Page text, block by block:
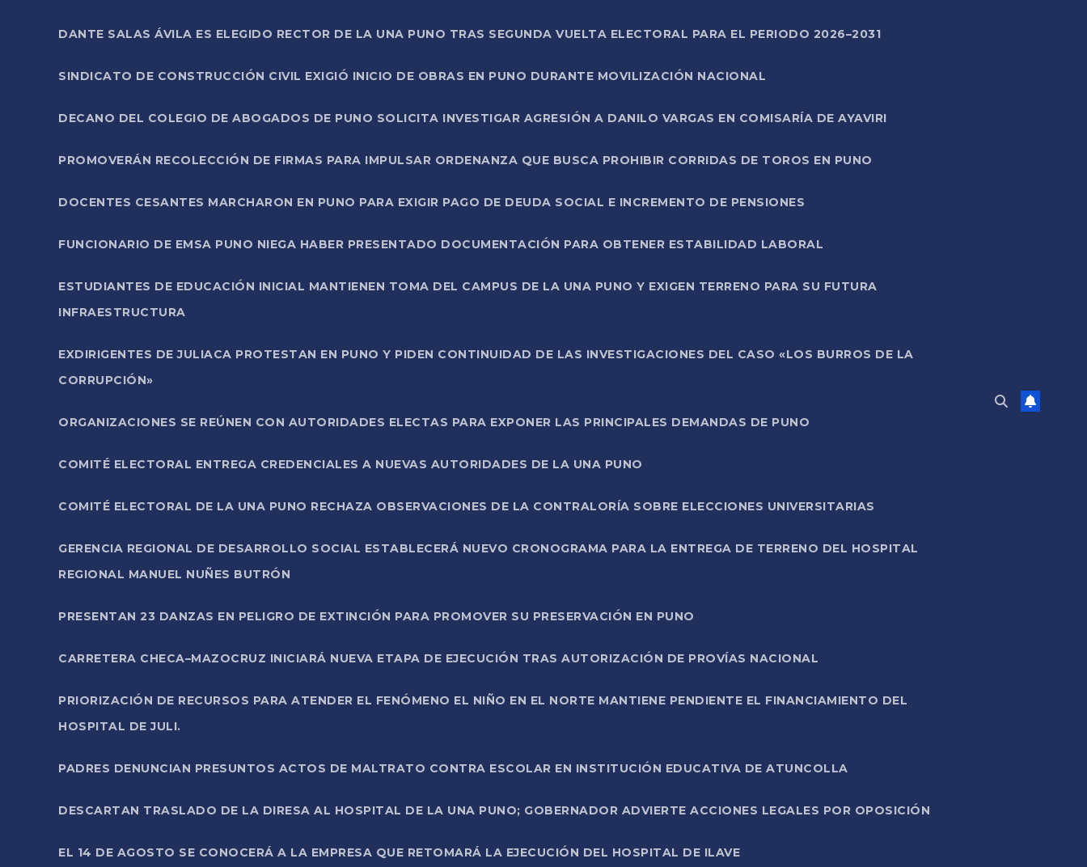
DANTE SALAS ÁVILA ES ELEGIDO RECTOR DE LA UNA PUNO TRAS SEGUNDA VUELTA ELECTORAL PARA EL PERIODO 2026–2031
SINDICATO DE CONSTRUCCIÓN CIVIL EXIGIÓ INICIO DE OBRAS EN PUNO DURANTE MOVILIZACIÓN NACIONAL
DECANO DEL COLEGIO DE ABOGADOS DE PUNO SOLICITA INVESTIGAR AGRESIÓN A DANILO VARGAS EN COMISARÍA DE AYAVIRI
PROMOVERÁN RECOLECCIÓN DE FIRMAS PARA IMPULSAR ORDENANZA QUE BUSCA PROHIBIR CORRIDAS DE TOROS EN PUNO
DOCENTES CESANTES MARCHARON EN PUNO PARA EXIGIR PAGO DE DEUDA SOCIAL E INCREMENTO DE PENSIONES
FUNCIONARIO DE EMSA PUNO NIEGA HABER PRESENTADO DOCUMENTACIÓN PARA OBTENER ESTABILIDAD LABORAL
ESTUDIANTES DE EDUCACIÓN INICIAL MANTIENEN TOMA DEL CAMPUS DE LA UNA PUNO Y EXIGEN TERRENO PARA SU FUTURA
INFRAESTRUCTURA
EXDIRIGENTES DE JULIACA PROTESTAN EN PUNO Y PIDEN CONTINUIDAD DE LAS INVESTIGACIONES DEL CASO «LOS BURROS DE LA
CORRUPCIÓN»
ORGANIZACIONES SE REÚNEN CON AUTORIDADES ELECTAS PARA EXPONER LAS PRINCIPALES DEMANDAS DE PUNO
COMITÉ ELECTORAL ENTREGA CREDENCIALES A NUEVAS AUTORIDADES DE LA UNA PUNO
COMITÉ ELECTORAL DE LA UNA PUNO RECHAZA OBSERVACIONES DE LA CONTRALORÍA SOBRE ELECCIONES UNIVERSITARIAS
GERENCIA REGIONAL DE DESARROLLO SOCIAL ESTABLECERÁ NUEVO CRONOGRAMA PARA LA ENTREGA DE TERRENO DEL HOSPITAL
REGIONAL MANUEL NUÑES BUTRÓN
PRESENTAN 23 DANZAS EN PELIGRO DE EXTINCIÓN PARA PROMOVER SU PRESERVACIÓN EN PUNO
CARRETERA CHECA–MAZOCRUZ INICIARÁ NUEVA ETAPA DE EJECUCIÓN TRAS AUTORIZACIÓN DE PROVÍAS NACIONAL
PRIORIZACIÓN DE RECURSOS PARA ATENDER EL FENÓMENO EL NIÑO EN EL NORTE MANTIENE PENDIENTE EL FINANCIAMIENTO DEL
HOSPITAL DE JULI.
PADRES DENUNCIAN PRESUNTOS ACTOS DE MALTRATO CONTRA ESCOLAR EN INSTITUCIÓN EDUCATIVA DE ATUNCOLLA
DESCARTAN TRASLADO DE LA DIRESA AL HOSPITAL DE LA UNA PUNO; GOBERNADOR ADVIERTE ACCIONES LEGALES POR OPOSICIÓN
EL 14 DE AGOSTO SE CONOCERÁ A LA EMPRESA QUE RETOMARÁ LA EJECUCIÓN DEL HOSPITAL DE ILAVE